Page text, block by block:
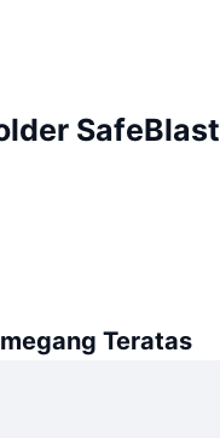
SafeBlast
Teratas